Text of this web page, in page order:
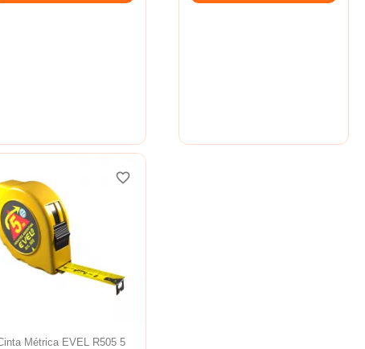
Métrica EVEL R505 5
favorite_border
favorite_border